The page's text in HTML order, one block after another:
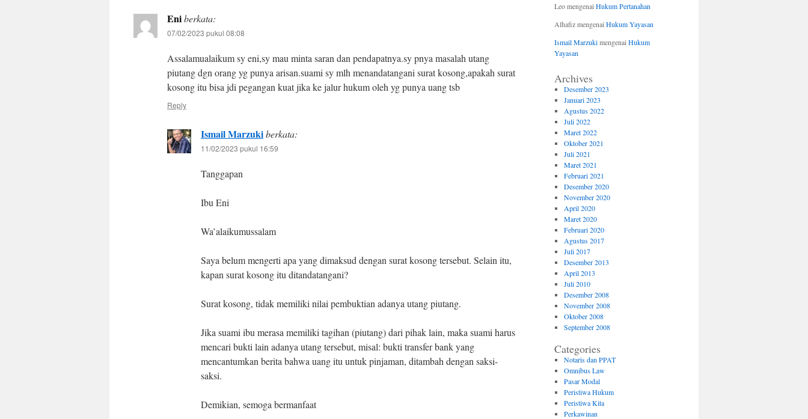
Eniberkata:
07/02/2023 pukul 08:08
Assalamualaikum sy eni,sy mau minta saran dan pendapatnya.sy pnya masalah utang
piutang dgn orang yg punya arisan.suami sy mlh menandatangani surat kosong,apakah surat
kosong itu bisa jdi pegangan kuat jika ke jalur hukum oleh yg punya uang tsb
Reply
Ismail Marzukiberkata:
11/02/2023 pukul 16:59
Tanggapan
Ibu Eni
Wa’alaikumussalam
Saya belum mengerti apa yang dimaksud dengan surat kosong tersebut. Selain itu,
kapan surat kosong itu ditandatangani?
Surat kosong, tidak memiliki nilai pembuktian adanya utang piutang.
Jika suami ibu merasa memiliki tagihan (piutang) dari pihak lain, maka suami harus
mencari bukti lain adanya utang tersebut, misal: bukti transfer bank yang
mencantumkan berita bahwa uang itu untuk pinjaman, ditambah dengan saksi-
saksi.
Demikian, semoga bermanfaat
Leomengenai Hukum Pertanahan
Alhafizmengenai Hukum Yayasan
Ismail Marzukimengenai Hukum
Yayasan
Archives
Desember 2023
Januari 2023
Agustus 2022
Juli 2022
Maret 2022
Oktober 2021
Juli 2021
Maret 2021
Februari 2021
Desember 2020
November 2020
April 2020
Maret 2020
Februari 2020
Agustus 2017
Juli 2017
Desember 2013
April 2013
Juli 2010
Desember 2008
November 2008
Oktober 2008
September 2008
Categories
Notaris dan PPAT
Omnibus Law
Pasar Modal
Peristiwa Hukum
Peristiwa Kita
Perkawinan